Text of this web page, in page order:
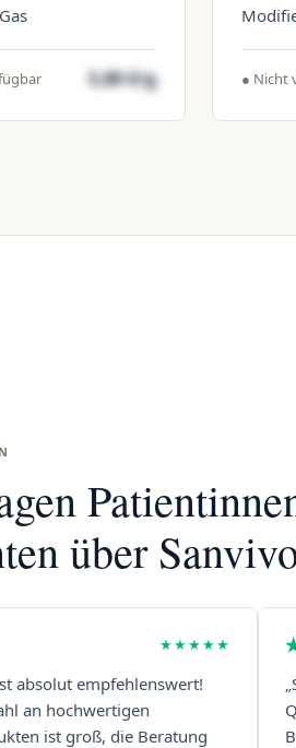
5,80 €/g ● Nicht
über
★★★★★
absolut empfehlenswert!
an hochwertigen
ist groß, die Beratung